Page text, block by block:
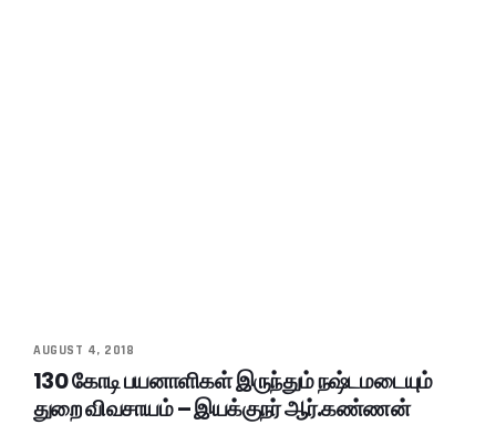
AUGUST 4, 2018
130 கோடி பயனாளிகள் இருந்தும் நஷ்டமடையும்
துறை விவசாயம் – இயக்குநர் ஆர்.கண்ணன்